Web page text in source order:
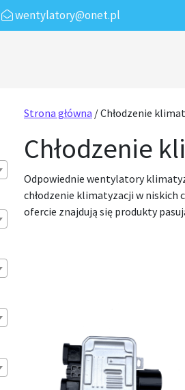
wentylatory@onet.pl
Strona główna / Chłodzenie
Chłodzenie
Odpowiednie wentylatory
chłodzenie klimatyzacji w niskich
ofercie znajdują się produkty